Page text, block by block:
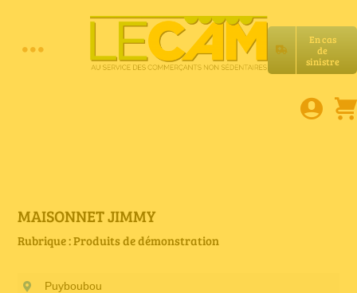
En cas
de
sinistre
Toggle
E-book
MAISONNET JIMMY
Rubrique : Produits de démonstration
Puyboubou